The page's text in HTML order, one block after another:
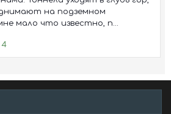
на подземном
мало что известно, п...
4